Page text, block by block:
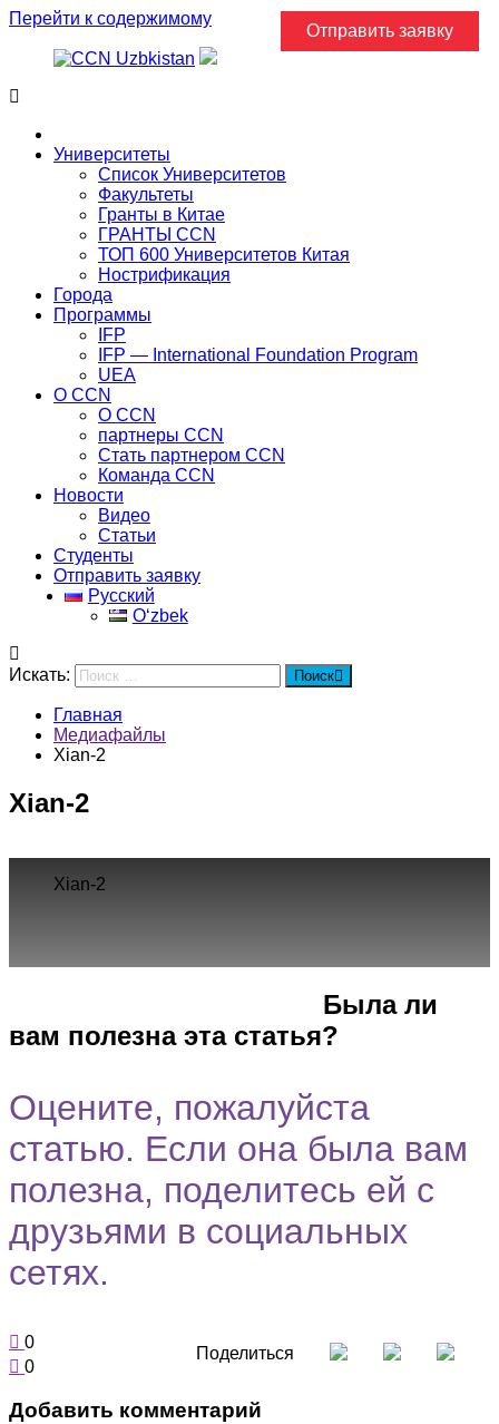
Перейти к содержимому
Университеты
Список Университетов
Факультеты
Гранты в Китае
ГРАНТЫ ССN
ТОП 600 Университетов Китая
Нострификация
Города
Программы
IFP
IFP — International Foundation Program
UEA
О CCN
О CCN
партнеры ССN
Стать партнером CCN
Команда ССN
Новости
Видео
Статьи
Студенты
Отправить заявку
Русский
Oʻzbek
Искать: Поиск
Главная
Медиафайлы
Xian-2
Xian-2
Отправить заявку
Xian-2
Была ли
вам полезна эта статья?
Оцените, пожалуйста
статью. Если она была вам
полезна, поделитесь ей с
друзьями в социальных
сетях.
0
0
Поделиться
Добавить комментарий